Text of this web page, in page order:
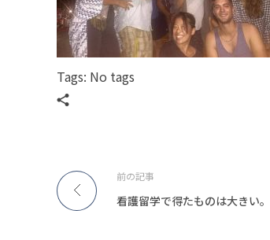
Tags: No tags
前の記事
看護留学で得たものは大きい。